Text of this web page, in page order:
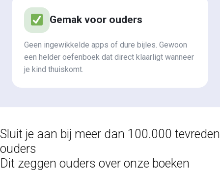
Gemak voor ouders
Geen ingewikkelde apps of dure bijles. Gewoon
een helder oefenboek dat direct klaarligt wanneer
je kind thuiskomt.
Sluit je aan bij meer dan 100.000 tevreden
ouders
Dit zeggen ouders over onze boeken